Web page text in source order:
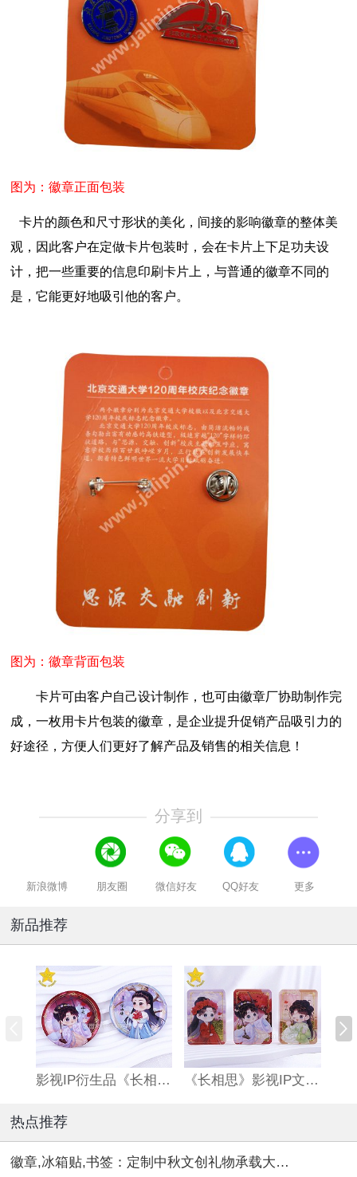
图为：徽章正面包装
卡片的颜色和尺寸形状的美化，间接的影响徽章的整体美
观，因此客户在定做卡片包装时，会在卡片上下足功夫设
计，把一些重要的信息印刷卡片上，与普通的徽章不同的
是，它能更好地吸引他的客户。
图为：徽章背面包装
卡片可由客户自己设计制作，也可由徽章厂协助制作完
成，一枚用卡片包装的徽章，是企业提升促销产品吸引力的
好途径，方便人们更好了解产品及销售的相关信息！
分享到
新浪微博 朋友圈 微信好友 QQ好友 更多
新品推荐
影视IP衍生品《长相思》双闪吧唧 《长相思》影视IP文创亚克力流沙麻将
热点推荐
徽章,冰箱贴,书签：定制中秋文创礼物承载大团圆！